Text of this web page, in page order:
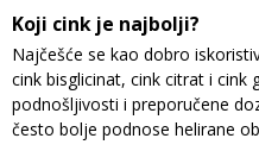
Koji cink je najbolji?
Najčešće se kao dobro
cink bisglicinat, cink citrat i cink
podnošljivosti i preporučene
često bolje podnose helirane